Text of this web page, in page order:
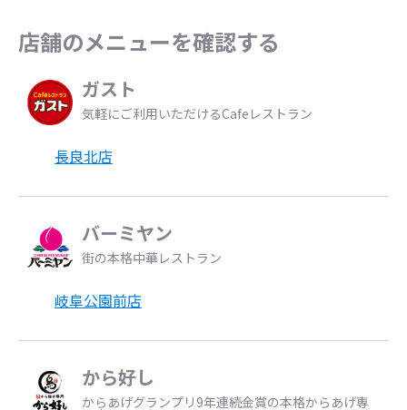
店舗のメニューを確認する
ガスト
気軽にご利用いただけるCafeレストラン
長良北店
バーミヤン
街の本格中華レストラン
岐阜公園前店
から好し
からあげグランプリ9年連続金賞の本格からあげ専